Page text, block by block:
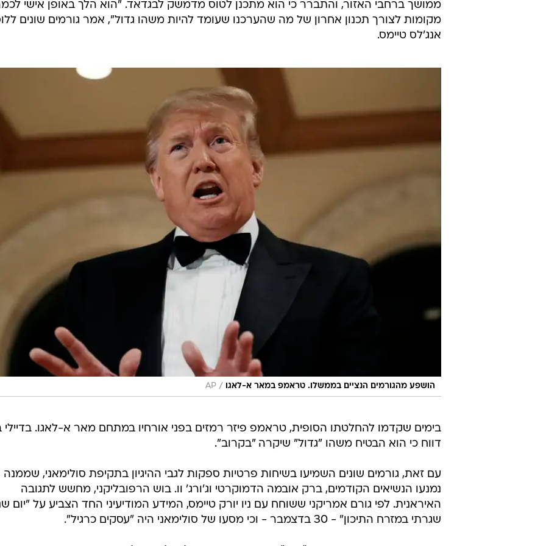
ממושך ברחבי האזור, והתברר כי הוא מתכנן לטוס מדמשק לבגדאד. "הוא הלך באופן אישי
מקומות לצורך תכנון אחרון של מה שהערכנו שעומד להיות משהו גדול", אמר גורמים שונים
אנג'לס טיימס.
הושפע מהגורמים הנציים בממשלו. טראמפ במאר א-לאגו /
AP
בימים שקדמו להחלטתו הסופית, טראמפ פיזר רמזים בפני אורחיו במתחם מאר א-לאגו. בדיילי
דווח כי הוא הבטיח משהו "גדול" שיקרה "בקרוב".
עם זאת, גורמים שונים השמיעו בשיחות פרטיות ספקות לגבי ההיגיון בתקיפת סולימאני, שממנה
נמנעו הנשיאים הקודמים, ברק אובמה הדמוקרטי וג'ורג' וו. בוש הרפובליקני, מחשש לתגובה
האיראנית. לפי גורם אמריקני ששוחח עם ניו יורק טיימס, המידע המודיעיני החד הצביע על "יום
שגרתי במזרח התיכון" - 30 בדצמבר - וכי מסעו של סולימאני היה "עסקים כרגיל".